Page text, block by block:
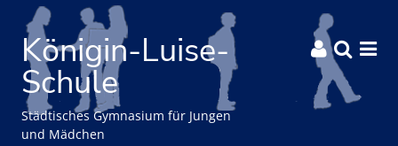
Gleich zum Inhalt der Seite springen
Königin-Luise-
Schule
  
Städtisches Gymnasium für Jungen
und Mädchen